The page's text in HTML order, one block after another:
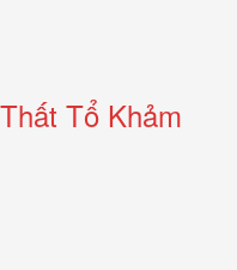
Tổ Khảm